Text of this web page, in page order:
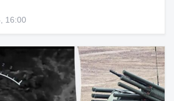
16:00